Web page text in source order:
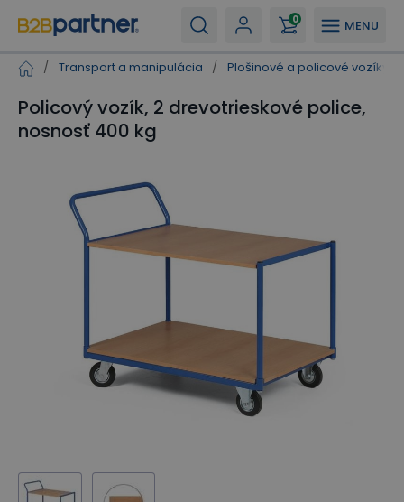
MENU
0
/ Transport a manipulácia / Plošinové a policové vozíky
Policový vozík, 2 drevotrieskové police,
nosnosť 400 kg